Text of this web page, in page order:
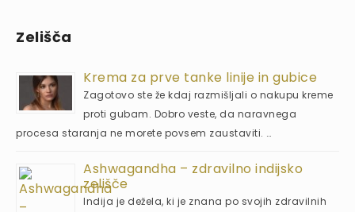
Zelišča
Krema za prve tanke linije in gubice
Zagotovo ste že kdaj razmišljali o nakupu kreme
proti gubam. Dobro veste, da naravnega
procesa staranja ne morete povsem zaustaviti. …
Ashwagandha – zdravilno indijsko
zelišče
Indija je dežela, ki je znana po svojih zdravilnih